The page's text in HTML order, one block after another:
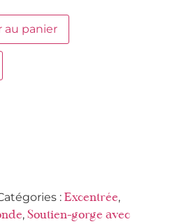
au panier
: Excentrée,
, Soutien-gorge avec